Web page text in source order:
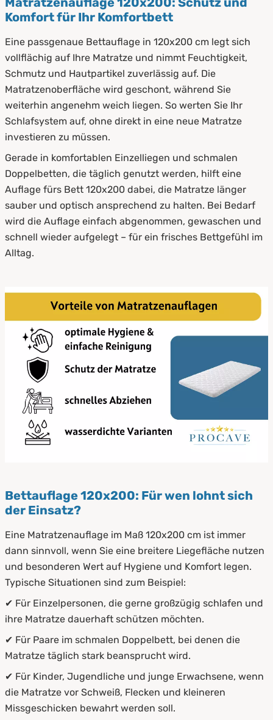
Komfort für Ihr Komfortbett
Eine passgenaue Bettauflage in 120x200 cm legt sich
vollflächig auf Ihre Matratze und nimmt Feuchtigkeit,
Schmutz und Hautpartikel zuverlässig auf. Die
Matratzenoberfläche wird geschont, während Sie
weiterhin angenehm weich liegen. So werten Sie Ihr
Schlafsystem auf, ohne direkt in eine neue Matratze
investieren zu müssen.
Gerade in komfortablen Einzelliegen und schmalen
Doppelbetten, die täglich genutzt werden, hilft eine
Auflage fürs Bett 120x200 dabei, die Matratze länger
sauber und optisch ansprechend zu halten. Bei Bedarf
wird die Auflage einfach abgenommen, gewaschen und
schnell wieder aufgelegt – für ein frisches Bettgefühl im
Alltag.
Bettauflage 120x200: Für wen lohnt sich
der Einsatz?
Eine Matratzenauflage im Maß 120x200 cm ist immer
dann sinnvoll, wenn Sie eine breitere Liegefläche nutzen
und besonderen Wert auf Hygiene und Komfort legen.
Typische Situationen sind zum Beispiel:
✔ Für Einzelpersonen, die gerne großzügig schlafen und
ihre Matratze dauerhaft schützen möchten.
✔ Für Paare im schmalen Doppelbett, bei denen die
Matratze täglich stark beansprucht wird.
✔ Für Kinder, Jugendliche und junge Erwachsene, wenn
die Matratze vor Schweiß, Flecken und kleineren
Missgeschicken bewahrt werden soll.